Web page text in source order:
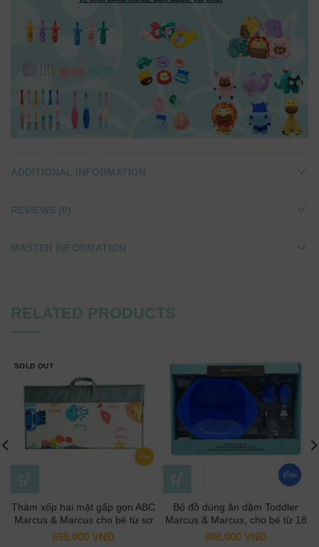
ADDITIONAL INFORMATION
REVIEWS (0)
MASTER INFORMATION
RELATED PRODUCTS
SOLD OUT
Thảm xốp hai mặt gấp gọn ABC
Marcus & Marcus cho bé từ sơ
sinh
698.000 VNĐ
Bộ đồ dùng ăn dặm Toddler
Marcus & Marcus, cho bé từ 18
tháng – Lucas
388.000 VNĐ